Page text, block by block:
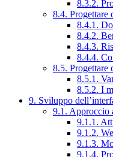
8.3.2.
8.4. Progettare
8.4.1.
8.4.2.
8.4.3.
8.4.4.
8.5. Progettare
8.5.1.
8.5.2. I
9. Sviluppo
9.1. Approccio
9.1.1.
9.1.2.
9.1.3.
9.1.4.